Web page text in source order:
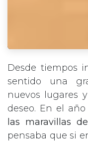
Desde tiempos
sentido una
nuevos lugares
deseo. En el año
las maravillas
pensaba que si